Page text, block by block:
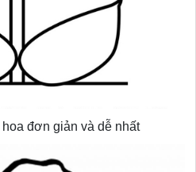
đơn giản và dễ nhất